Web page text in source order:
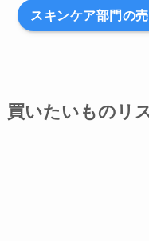
スキンケア部門の
買いたいものリ